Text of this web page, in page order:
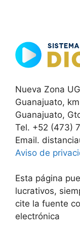
Nueva Zona
Guanajuato,
Guanajuato,
Tel. +52 (473)
Email.
Aviso de
Esta página
lucrativos,
cite la fuente
electrónica